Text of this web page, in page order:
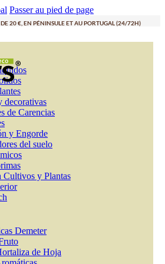
Passer au pied de page
20 €, EN PÉNINSULE ET AU PORTUGAL (24/72H)
decorativas
de Carencias
y Engorde
del suelo
Cultivos y Plantas
Demeter
de Hoja